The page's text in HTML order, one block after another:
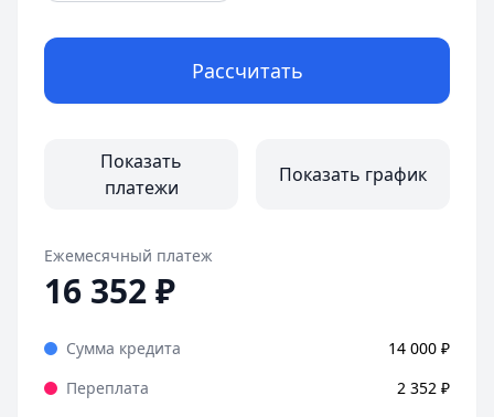
Рассчитать
Показать
платежи
Показать график
Ежемесячный платеж
16 352₽
Сумма кредита 14 000 ₽
Переплата
2 352 ₽